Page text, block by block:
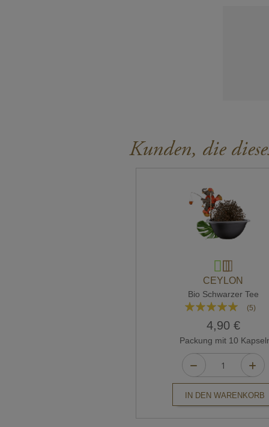
Kunden, die
CEYLON
Bio Schwarzer Tee
Bewertung:
(5)
4,90 €
Packung mit 10
IN DEN WARENKORB